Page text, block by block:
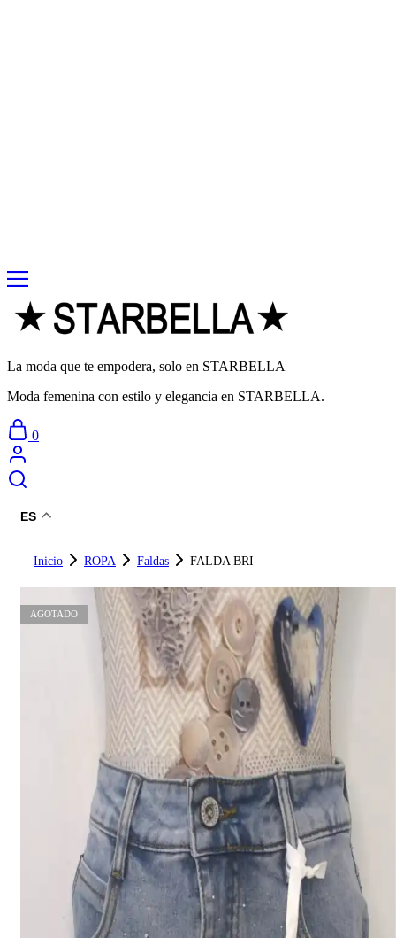
La moda que te empodera, solo en STARBELLA
Moda femenina con estilo y elegancia en STARBELLA.
0
ES
Inicio ROPA Faldas FALDA BRI
AGOTADO